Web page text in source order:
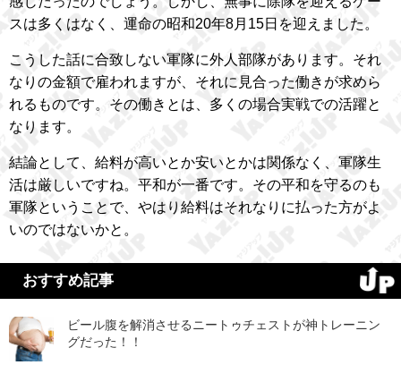
スは多くはなく、運命の昭和20年8月15日を迎えました。
こうした話に合致しない軍隊に外人部隊があります。それ
なりの金額で雇われますが、それに見合った働きが求めら
れるものです。その働きとは、多くの場合実戦での活躍と
なります。
結論として、給料が高いとか安いとかは関係なく、軍隊生
活は厳しいですね。平和が一番です。その平和を守るのも
軍隊ということで、やはり給料はそれなりに払った方がよ
いのではないかと。
おすすめ記事
ビール腹を解消させるニートゥチェストが神トレーニン
グだった！！